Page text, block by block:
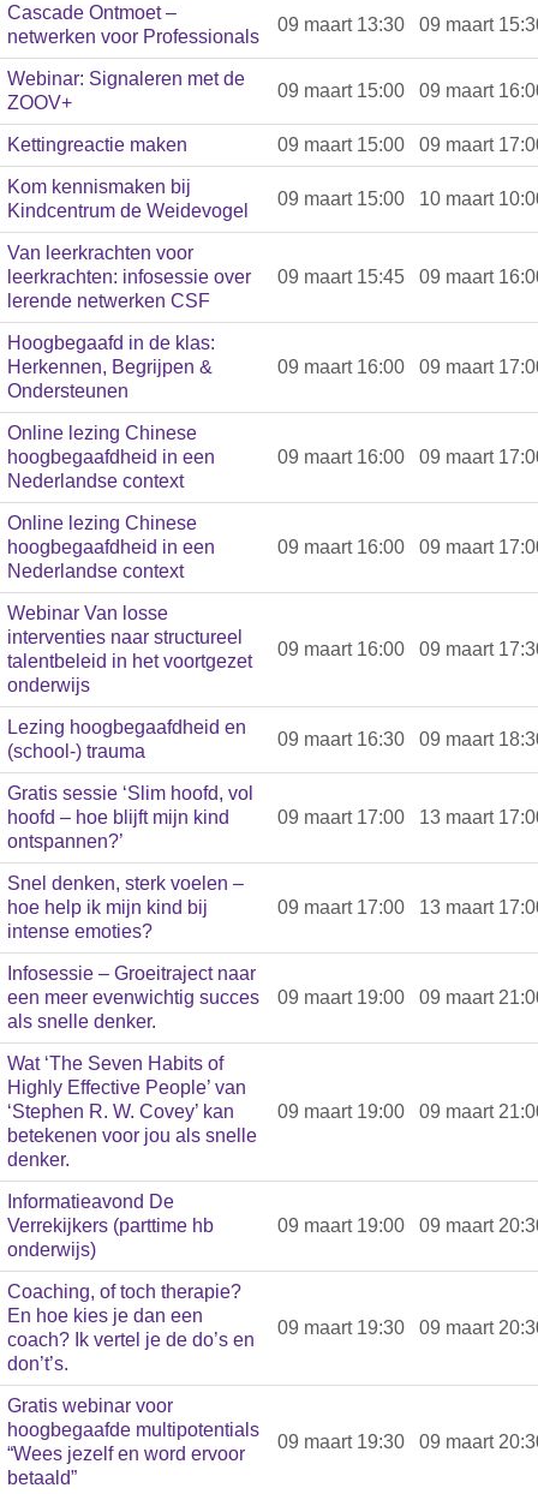
Cascade Ontmoet –
netwerken voor Professionals
09 maart 13:30 09 maart
Webinar: Signaleren met de
ZOOV+
09 maart 15:00 09 maart
Kettingreactie maken 09 maart 15:00 09 maart
Kom kennismaken bij
Kindcentrum de Weidevogel
09 maart 15:00 10 maart
Van leerkrachten voor
leerkrachten: infosessie over
lerende netwerken CSF
09 maart 15:45 09 maart
Hoogbegaafd in de klas:
Herkennen, Begrijpen &
Ondersteunen
09 maart 16:00 09 maart
Online lezing Chinese
hoogbegaafdheid in een
Nederlandse context
09 maart 16:00 09 maart
Online lezing Chinese
hoogbegaafdheid in een
Nederlandse context
09 maart 16:00 09 maart
Webinar Van losse
interventies naar structureel
talentbeleid in het voortgezet
onderwijs
09 maart 16:00 09 maart
Lezing hoogbegaafdheid en
(school-) trauma
09 maart 16:30 09 maart
Gratis sessie ‘Slim hoofd, vol
hoofd – hoe blijft mijn kind
ontspannen?’
09 maart 17:00 13 maart
Snel denken, sterk voelen –
hoe help ik mijn kind bij
intense emoties?
09 maart 17:00 13 maart
Infosessie – Groeitraject naar
een meer evenwichtig succes
als snelle denker.
09 maart 19:00 09 maart
Wat ‘The Seven Habits of
Highly Effective People’ van
‘Stephen R. W. Covey’ kan
betekenen voor jou als snelle
denker.
09 maart 19:00 09 maart
Informatieavond De
Verrekijkers (parttime hb
onderwijs)
09 maart 19:00 09 maart
Coaching, of toch therapie?
En hoe kies je dan een
coach? Ik vertel je de do’s en
don’t’s.
09 maart 19:30 09 maart
Gratis webinar voor
hoogbegaafde multipotentials
“Wees jezelf en word ervoor
betaald”
09 maart 19:30 09 maart